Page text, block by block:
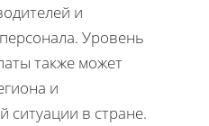
и
Уровень
также может
и
ситуации в стране.